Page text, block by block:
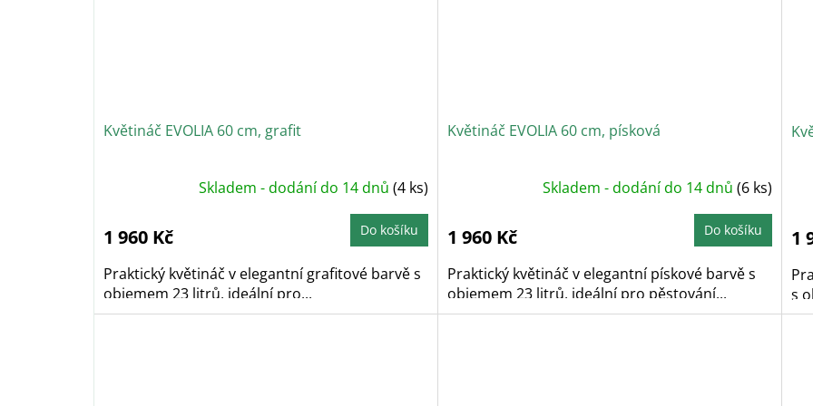
Květináč EVOLIA 60 cm, grafit
Skladem - dodání do 14 dnů (4 ks)
1 960 Kč Do košíku
Praktický květináč v elegantní grafitové barvě s
objemem 23 litrů, ideální pro...
Květináč EVOLIA 60 cm, písková
Skladem - dodání do 14 dnů (6 ks)
1 960 Kč Do košíku
Praktický květináč v elegantní pískové barvě s
objemem 23 litrů, ideální pro pěstování...
1
s